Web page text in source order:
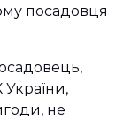
посадовця
України,
не